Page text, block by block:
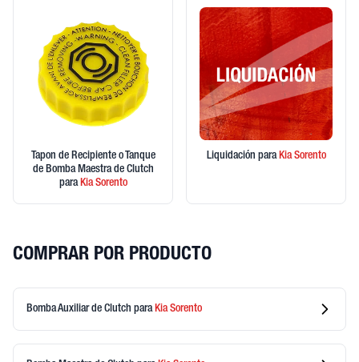
Tapon de Recipiente o Tanque
de Bomba Maestra de Clutch
paraKiaSorento
Liquidación paraKiaSorento
COMPRAR POR PRODUCTO
Bomba Auxiliar de Clutch para KiaSorento